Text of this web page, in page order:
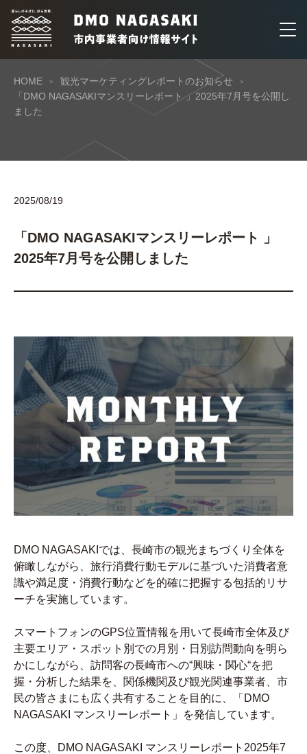
HOME
観光マーケティングレポートのお知らせ
「DMO NAGASAKIマンスリーレポート 」2025年7月号を公開し
ました
2025/08/19
「DMO NAGASAKIマンスリーレポート 」
2025年7月号を公開しました
DMO NAGASAKIでは、長崎市の観光まちづくり全体を
俯瞰しながら、旅行消費行動モデルに基づいた消費者意
識や満足度・消費行動などを的確に把握する包括的リサ
ーチを実施しています。
スマートフォンのGPS位置情報を用いて長崎市全体及び
主要エリア・スポット別での月別・日別訪問動向を明ら
かにしながら、訪問客の長崎市への“興味・関心“を把
握・分析した結果を、関係機関及び観光関連事業者、市
民の皆さまにも広く共有することを目的に、「DMO
NAGASAKI マンスリーレポート」を発信しています。
この度、DMO NAGASAKI マンスリーレポート2025年7